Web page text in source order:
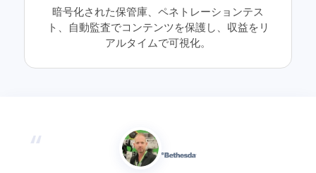
暗号化された保管庫、ペネトレーションテス
ト、自動監査でコンテンツを保護し、収益をリ
アルタイムで可視化。